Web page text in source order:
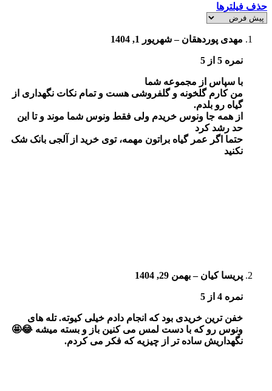
حذف فیلترها
مهدی پوردهقان– شهریور 1, 1404
نمره 5 از 5
با سپاس از مجموعه شما
من کارم گلخونه و گلفروشی هست و تمام نکات نگهداری از
گیاه رو بلدم.
از همه جا ونوس خریدم ولی فقط ونوس شما موند و تا این
حد رشد کرد
حتما اگر عمر گیاه براتون مهمه، توی خرید از آلجی بانک شک
نکنید
پریسا کیان– بهمن 29, 1404
نمره 4 از 5
خفن ترین خریدی بود که انجام دادم خیلی کیوته. تله های
ونوس رو که با دست لمس می کنین باز و بسته میشه 😂🤩
نگهداریش ساده تر از چیزیه که فکر می کردم.